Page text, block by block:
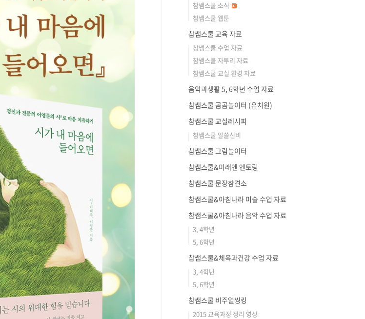
참쌤스쿨 소식
참쌤스쿨 웹툰
참쌤스쿨 교육 자료
참쌤스쿨 수업 자료
참쌤스쿨 자투리 자료
참쌤스쿨 교실 환경 자료
음악과생활 5, 6학년 수업 자료
참쌤스쿨 곰곰놀이터 (유치원)
참쌤스쿨 교실레시피
참쌤스쿨 알쓸신비
참쌤스쿨 그림놀이터
참쌤스쿨&미래엔 엔토링
참쌤스쿨 문장참견소
참쌤스쿨&아침나라 미술 수업 자료
참쌤스쿨&아침나라 음악 수업 자료
3, 4학년
5, 6학년
참쌤스쿨&체육과건강 수업 자료
3, 4학년
5, 6학년
참쌤스쿨 비주얼씽킹
2015 교육과정 정리 영상